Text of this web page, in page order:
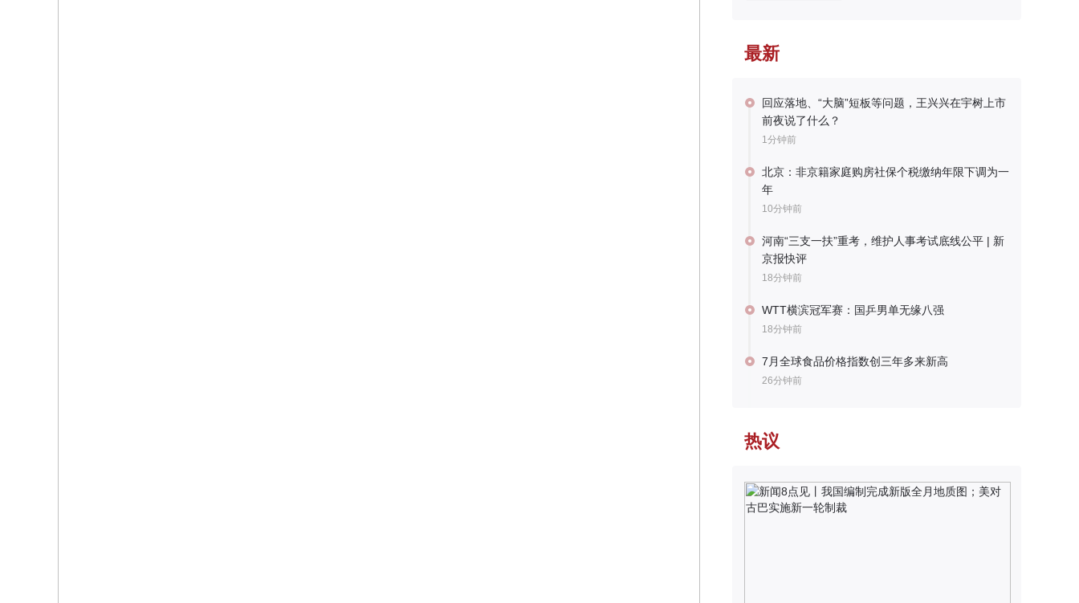
最新
回应落地、“大脑”短板等问题，王兴兴在宇树上市
前夜说了什么？
1分钟前
北京：非京籍家庭购房社保个税缴纳年限下调为一
年
10分钟前
河南“三支一扶”重考，维护人事考试底线公平 | 新
京报快评
18分钟前
WTT横滨冠军赛：国乒男单无缘八强
18分钟前
7月全球食品价格指数创三年多来新高
26分钟前
热议